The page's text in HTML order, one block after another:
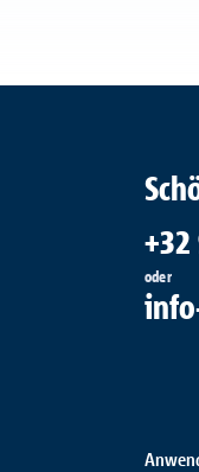
+32
oder